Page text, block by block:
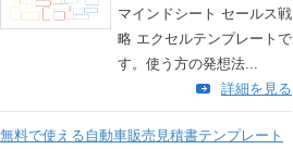
マインドシート セールス戦
略 エクセルテンプレートで
す。使う方の発想法...
詳細を見る
無料で使える自動車販売見積書テンプレート